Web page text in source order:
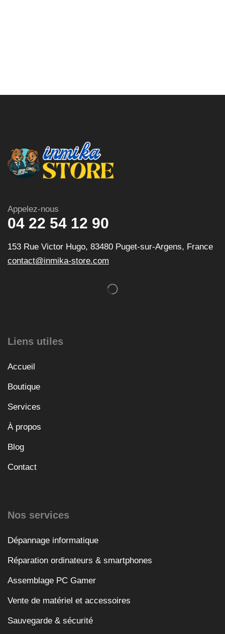
Appelez-nous
04 22 54 12 90
153 Rue Victor Hugo, 83480 Puget-sur-Argens, France
contact@inmika-store.com
Liens utiles
Accueil
Boutique
Services
À propos
Blog
Contact
Nos services
Dépannage informatique
Réparation ordinateurs & smartphones
Assemblage PC Gamer
Vente de matériel et accessoires
Sauvegarde & sécurité